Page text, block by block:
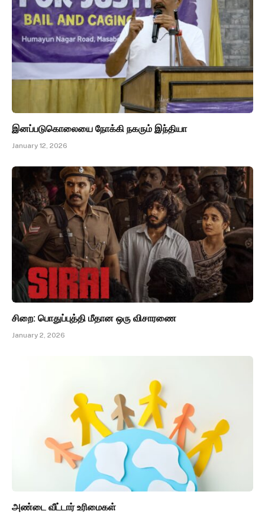
இனப்படுகொலையை நோக்கி நகரும் இந்தியா
January 12, 2026
சிறை: பொதுப்புத்தி மீதான ஒரு விசாரணை
January 2, 2026
அண்டை வீட்டார் உரிமைகள்